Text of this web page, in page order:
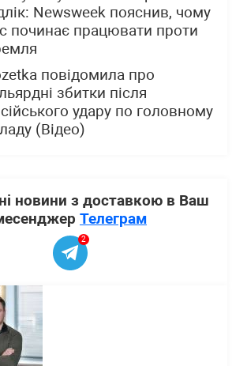
Newsweek пояснив, чому
починає працювати проти
повідомила про
збитки після
удару по головному
(Відео)
новини з доставкою в Ваш
Телеграм
2